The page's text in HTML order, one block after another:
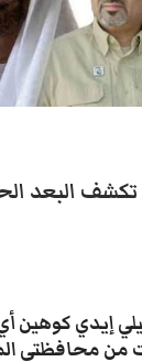
البعد
إيدي كوهين
من محافظتي